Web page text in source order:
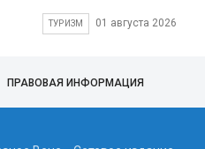
ТУРИЗМ 01 августа 2026
ПРАВОВАЯ ИНФОРМАЦИЯ